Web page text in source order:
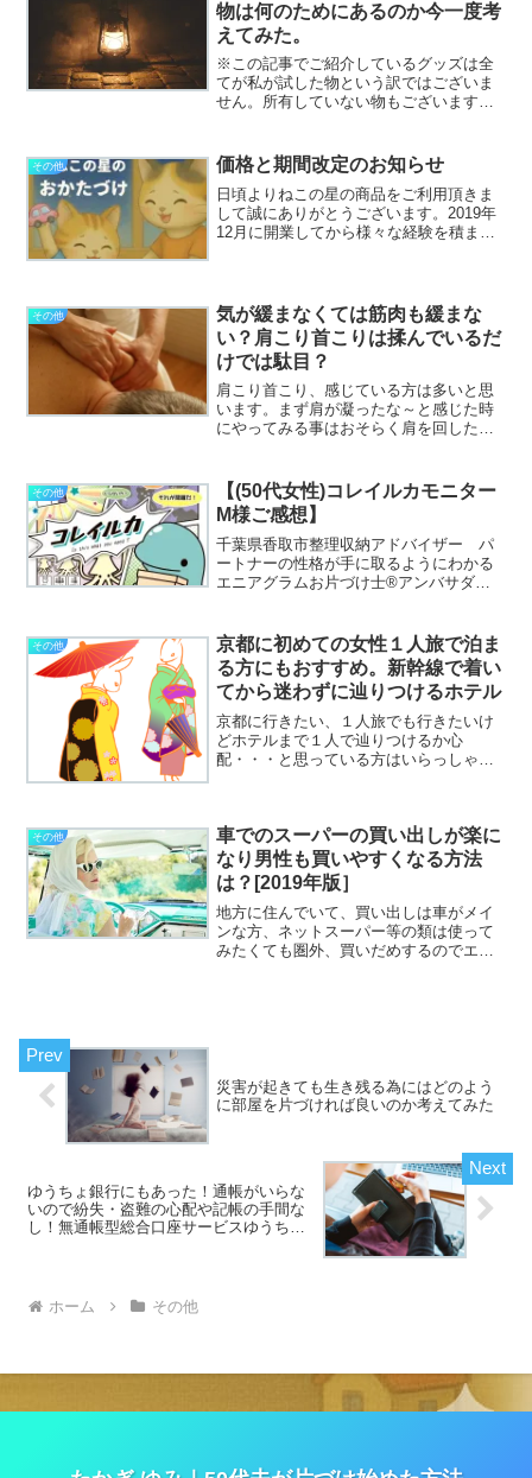
物は何のためにあるのか今一度考
えてみた。
※この記事でご紹介しているグッズは全
てが私が試した物という訳ではございま
せん。所有していない物もございます。
下さいませ。今や日本のどこに住んでい
ても災害に関して安心と言...
その他 価格と期間改定のお知らせ
日頃よりねこの星の商品をご利用頂きま
して誠にありがとうございます。2019年
12月に開業してから様々な経験を積ませ
額3時間1500...
その他
気が緩まなくては筋肉も緩まな
い？肩こり首こりは揉んでいるだ
けでは駄目？
肩こり首こり、感じている方は多いと思
います。まず肩が凝ったな～と感じた時
にやってみる事はおそらく肩を回した
合、本格的な運動やマッサージに行って
みたり、サプリメントや薬を...
その他
【(50代女性)コレイルカモニター
M様ご感想】
千葉県香取市整理収納アドバイザー パ
ートナーの性格が手に取るようにわかる
エニアグラムお片づけ士®アンバサダー1
号 たかぎゆみです。▶私のプロフィー
ルはこちら▶私が書いた...
その他
京都に初めての女性１人旅で泊ま
る方にもおすすめ。新幹線で着い
てから迷わずに辿りつけるホテル
京都に行きたい、１人旅でも行きたいけ
どホテルまで１人で辿りつけるか心
配・・・と思っている方はいらっしゃる
してとても便利だなと思った点...
その他
車でのスーパーの買い出しが楽に
なり男性も買いやすくなる方法
は？[2019年版］
地方に住んでいて、買い出しは車がメイ
ンな方、ネットスーパー等の類は使って
みたくても圏外、買いだめするのでエコ
災害が起きても生き残る為にはどのよう
に部屋を片づければ良いのか考えてみた
ゆうちょ銀行にもあった！通帳がいらな
いので紛失・盗難の心配や記帳の手間な
し！無通帳型総合口座サービスゆうちょ
ホーム その他